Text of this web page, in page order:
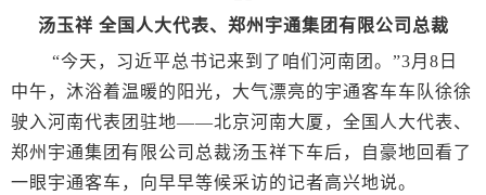
汤玉祥 全国人大代表、郑州宇通集团有限公司总裁
“今天，习近平总书记来到了咱们河南团。”3月8日
中午，沐浴着温暖的阳光，大气漂亮的宇通客车车队徐徐
驶入河南代表团驻地——北京河南大厦，全国人大代表、
郑州宇通集团有限公司总裁汤玉祥下车后，自豪地回看了
一眼宇通客车，向早早等候采访的记者高兴地说。